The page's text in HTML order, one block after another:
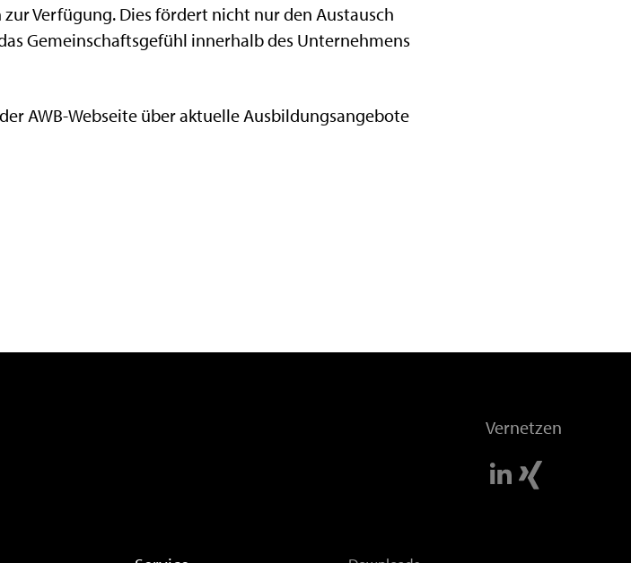
Verfügung. Dies fördert nicht nur den Austausch
Gemeinschaftsgefühl innerhalb des Unternehmens
AWB-Webseite über aktuelle Ausbildungsangebote
Vernetzen